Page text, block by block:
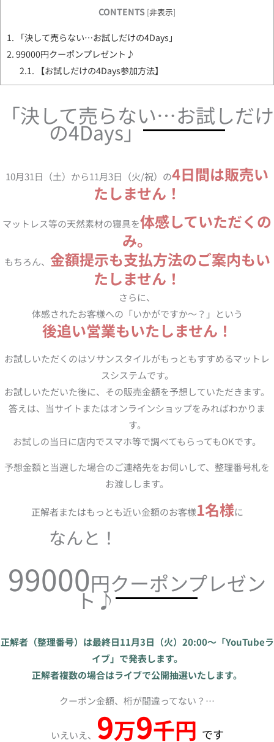
CONTENTS [非表示]
1. 「決して売らない…お試しだけの4Days」
2.99000円クーポンプレゼント♪
2.1. 【お試しだけの4Days参加方法】
「決して売らない…お試しだけ
の4Days」
10月31日（土）から11月3日（火/祝）の4日間は販売い
たしません！
マットレス等の天然素材の寝具を体感していただくの
み。
もちろん、 金額提示も支払方法のご案内もい
たしません！
さらに、
体感されたお客様への「いかがですか～？」という
後追い営業もいたしません！
お試しいただくのはソサンスタイルがもっともすすめるマットレ
スシステムです。
お試しいただいた後に、その販売金額を予想していただきます。
答えは、当サイトまたはオンラインショップをみればわかりま
す。
お試しの当日に店内でスマホ等で調べてもらってもOKです。
予想金額と当選した場合のご連絡先をお伺いして、整理番号札を
お渡しします。
正解者またはもっとも近い金額のお客様1名様に
なんと！
99000円クーポンプレゼン
ト♪
正解者（整理番号）は最終日11月3日（火）20:00～「YouTubeラ
イブ」で発表します。
正解者複数の場合はライブで公開抽選いたします。
クーポン金額、桁が間違ってない？…
いえいえ、 9万9千円 です